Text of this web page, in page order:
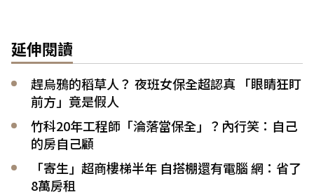
延伸閱讀
趕烏鴉的稻草人？ 夜班女保全超認真 「眼睛狂盯
前方」竟是假人
竹科20年工程師「淪落當保全」？內行笑：自己
的房自己顧
「寄生」超商樓梯半年 自搭棚還有電腦 網：省了
8萬房租